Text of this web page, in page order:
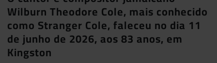
Wilburn Theodore Cole, mais conhecido
como Stranger Cole, faleceu no dia 11
de junho de 2026, aos 83 anos, em
Kingston